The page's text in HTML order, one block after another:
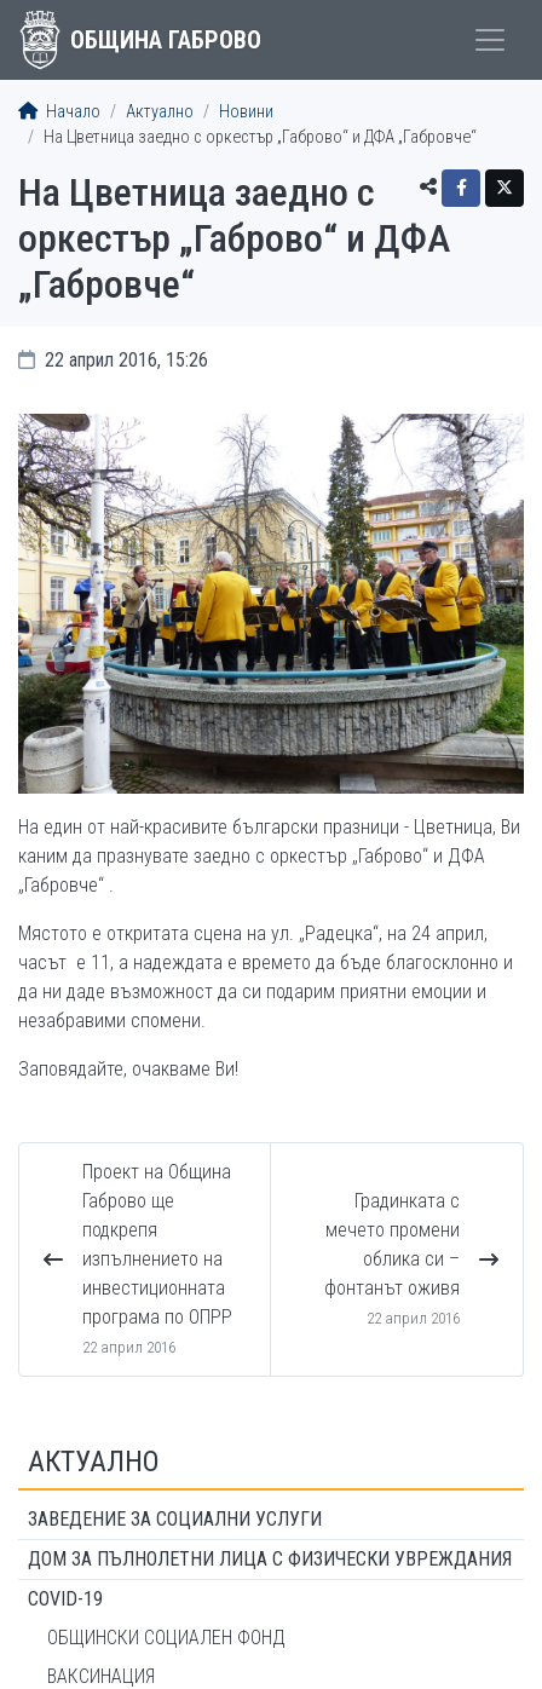
ОБЩИНА ГАБРОВО
Начало Актуално
Новини
На Цветница заедно с оркестър „Габрово“ и ДФА „Габровче“
На Цветница заедно с
оркестър „Габрово“ и ДФА
„Габровче“
22 април 2016, 15:26
На един от най-красивите български празници - Цветница, Ви
каним да празнувате заедно с оркестър „Габрово“ и ДФА
„Габровче“ .
Мястото е откритата сцена на ул. „Радецка“, на 24 април,
часът е 11, а надеждата е времето да бъде благосклонно и
да ни даде възможност да си подарим приятни емоции и
незабравими спомени.
Заповядайте, очакваме Ви!
Проект на Община
Габрово ще
подкрепя
изпълнението на
инвестиционната
програма по ОПРР
22 април 2016
Градинката с
мечето промени
облика си –
фонтанът оживя
22 април 2016
АКТУАЛНО
ЗАВЕДЕНИЕ ЗА СОЦИАЛНИ УСЛУГИ
ДОМ ЗА ПЪЛНОЛЕТНИ ЛИЦА С ФИЗИЧЕСКИ УВРЕЖДАНИЯ
COVID-19
ОБЩИНСКИ СОЦИАЛЕН ФОНД
ВАКСИНАЦИЯ